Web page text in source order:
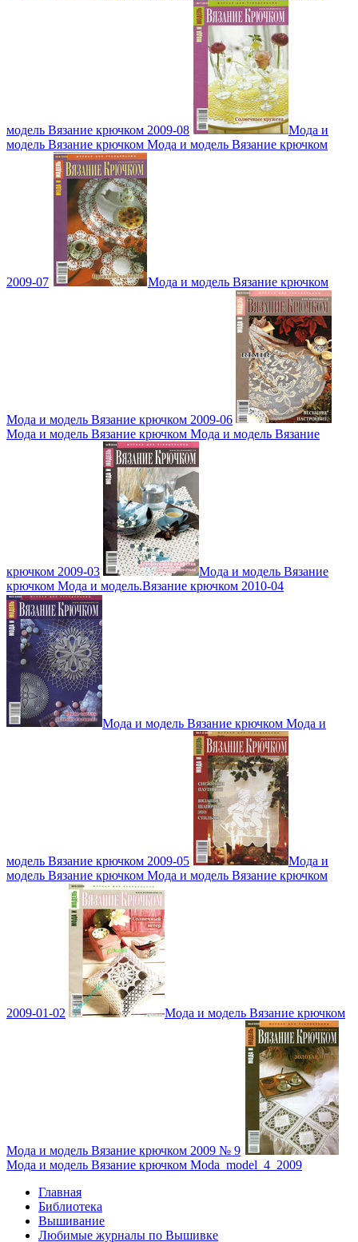
модель Вязание крючком 2009-08
Мода и
модель Вязание крючком Мода и модель Вязание крючком
2009-07 Мода и модель Вязание крючком
Мода и модель Вязание крючком 2009-06
Мода и модель Вязание крючком Мода и модель Вязание
крючком 2009-03
Мода и модель Вязание
крючком Мода и модель.Вязание крючком 2010-04
Мода и модель Вязание крючком Мода и
модель Вязание крючком 2009-05
Мода и
модель Вязание крючком Мода и модель Вязание крючком
2009-01-02 Мода и модель Вязание крючком
Мода и модель Вязание крючком 2009 № 9
Мода и модель Вязание крючком Moda_model_4_2009
Главная
Библиотека
Вышивание
Любимые журналы по Вышивке